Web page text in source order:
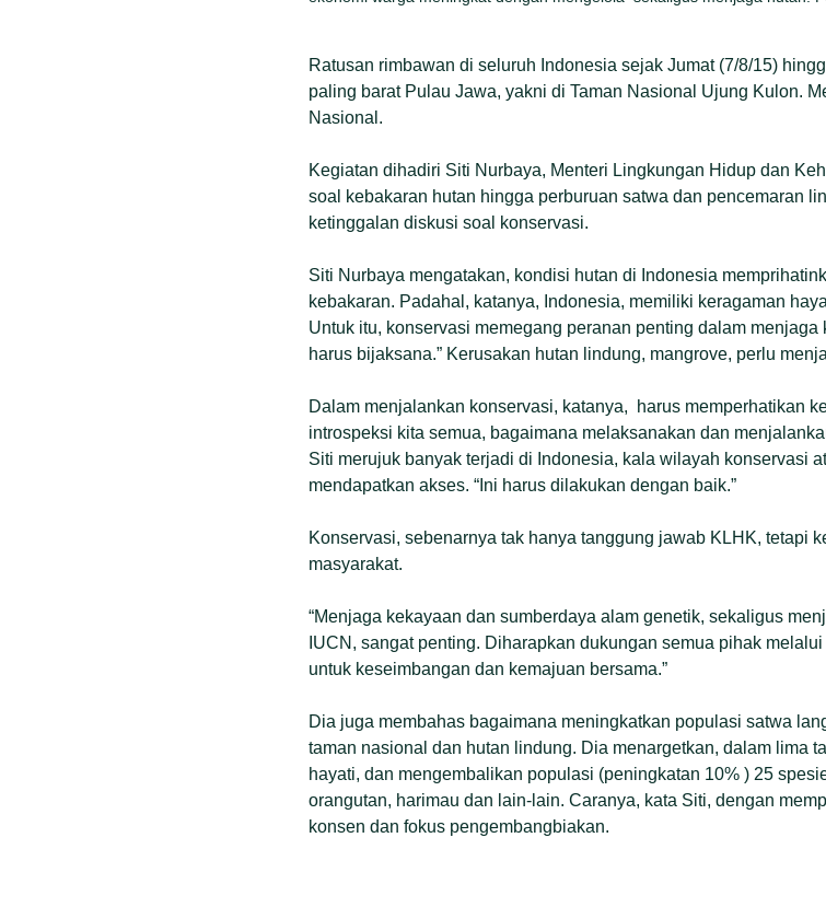
Ratusan rimbawan di seluruh Indonesia sejak Jumat (7/8/15)
paling barat Pulau Jawa, yakni di Taman Nasional Ujung Kulon.
Nasional.
Kegiatan dihadiri Siti Nurbaya, Menteri Lingkungan Hidup dan
soal kebakaran hutan hingga perburuan satwa dan pencemaran
ketinggalan diskusi soal konservasi.
Siti Nurbaya mengatakan, kondisi hutan di Indonesia
kebakaran. Padahal, katanya, Indonesia, memiliki keragaman
Untuk itu, konservasi memegang peranan penting dalam
harus bijaksana.” Kerusakan hutan lindung, mangrove, perlu
Dalam menjalankan konservasi, katanya, harus memperhatikan
introspeksi kita semua, bagaimana melaksanakan dan
Siti merujuk banyak terjadi di Indonesia, kala wilayah konservasi
mendapatkan akses. “Ini harus dilakukan dengan baik.”
Konservasi, sebenarnya tak hanya tanggung jawab KLHK, tetapi
masyarakat.
“Menjaga kekayaan dan sumberdaya alam genetik, sekaligus
IUCN, sangat penting. Diharapkan dukungan semua pihak
untuk keseimbangan dan kemajuan bersama.”
Dia juga membahas bagaimana meningkatkan populasi satwa
taman nasional dan hutan lindung. Dia menargetkan, dalam lima
hayati, dan mengembalikan populasi (peningkatan 10% ) 25
orangutan, harimau dan lain-lain. Caranya, kata Siti, dengan
konsen dan fokus pengembangbiakan.